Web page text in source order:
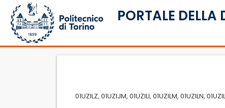
PORTALE
01UZILZ, 01UZIJM, 01UZILI, 01UZILM, 01UZILN,